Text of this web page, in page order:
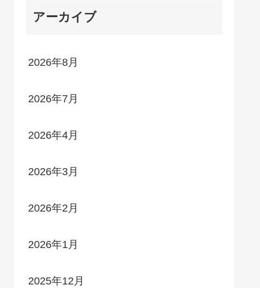
アーカイブ
2026年8月
2026年7月
2026年4月
2026年3月
2026年2月
2026年1月
2025年12月